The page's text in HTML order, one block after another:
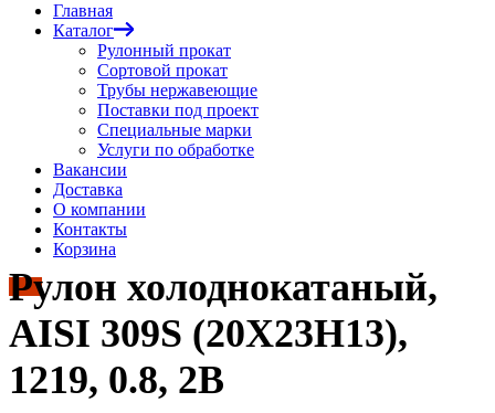
Главная
Каталог
Рулонный прокат
Сортовой прокат
Трубы нержавеющие
Поставки под проект
Специальные марки
Услуги по обработке
Вакансии
Доставка
О компании
Контакты
Корзина
Рулон холоднокатаный,
AISI 309S (20Х23Н13),
1219, 0.8, 2B